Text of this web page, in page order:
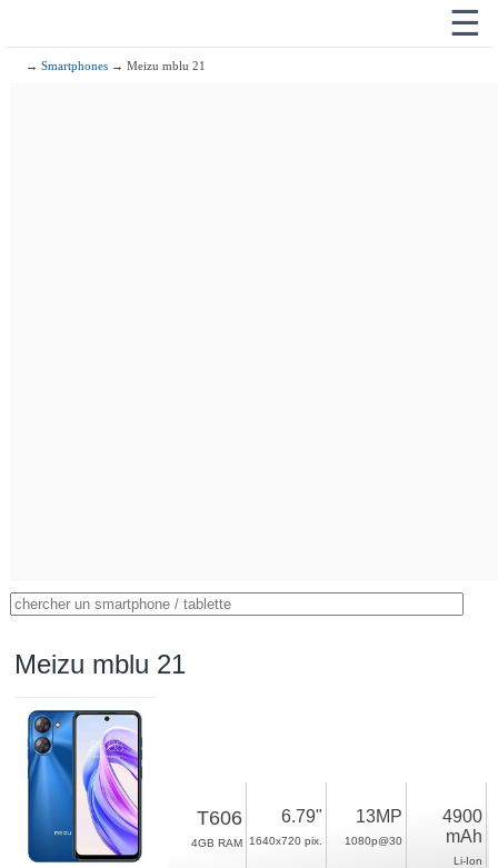
☰
→Smartphones → Meizu mblu 21
Meizu mblu 21
T606
4GB RAM
6.79"
1640x720 pix.
13MP
1080p@30
4900
mAh
Li-Ion